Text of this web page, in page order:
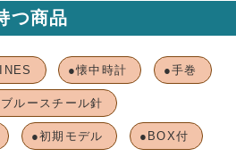
つ商品
●懐中時計 ●手巻
ルースチール針
●初期モデル ●BOX付